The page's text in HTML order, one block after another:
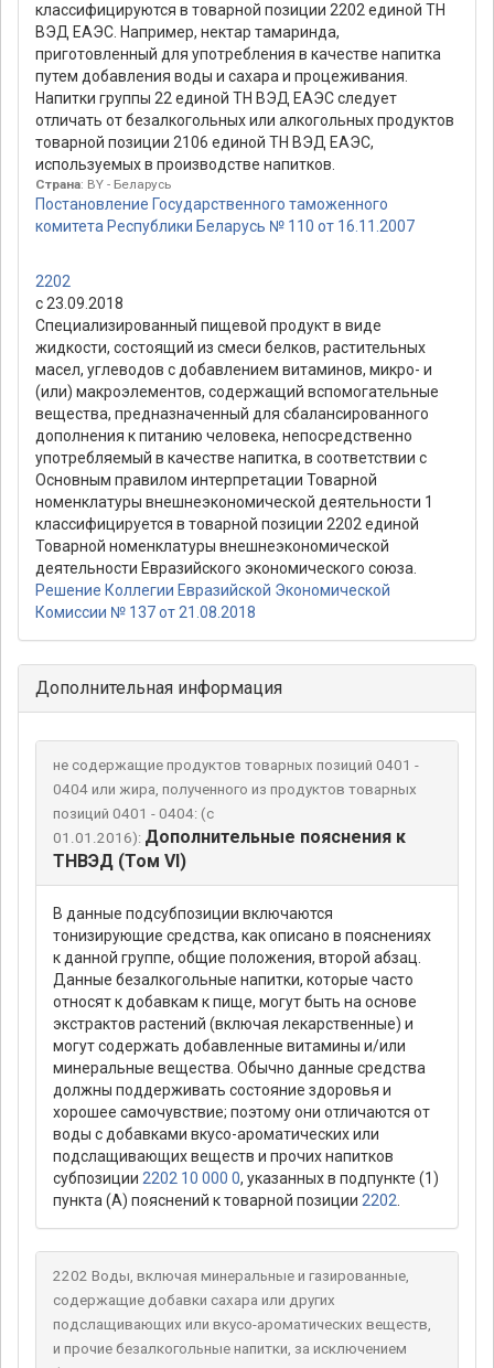
классифицируются в товарной позиции 2202 единой ТН
ВЭД ЕАЭС. Например, нектар тамаринда,
приготовленный для употребления в качестве напитка
путем добавления воды и сахара и процеживания.
Напитки группы 22 единой ТН ВЭД ЕАЭС следует
отличать от безалкогольных или алкогольных продуктов
товарной позиции 2106 единой ТН ВЭД ЕАЭС,
используемых в производстве напитков.
Страна: BY - Беларусь
Постановление Государственного таможенного
комитета Республики Беларусь № 110 от 16.11.2007
2202
с 23.09.2018
Специализированный пищевой продукт в виде
жидкости, состоящий из смеси белков, растительных
масел, углеводов с добавлением витаминов, микро- и
(или) макроэлементов, содержащий вспомогательные
вещества, предназначенный для сбалансированного
дополнения к питанию человека, непосредственно
употребляемый в качестве напитка, в соответствии с
Основным правилом интерпретации Товарной
номенклатуры внешнеэкономической деятельности 1
классифицируется в товарной позиции 2202 единой
Товарной номенклатуры внешнеэкономической
деятельности Евразийского экономического союза.
Решение Коллегии Евразийской Экономической
Комиссии № 137 от 21.08.2018
Дополнительная информация
не содержащие продуктов товарных позиций 0401 -
0404 или жира, полученного из продуктов товарных
позиций 0401 - 0404: (с
01.01.2016): Дополнительные пояснения к
ТНВЭД (Том VI)
В данные подсубпозиции включаются
тонизирующие средства, как описано в пояснениях
к данной группе, общие положения, второй абзац.
Данные безалкогольные напитки, которые часто
относят к добавкам к пище, могут быть на основе
экстрактов растений (включая лекарственные) и
могут содержать добавленные витамины и/или
минеральные вещества. Обычно данные средства
должны поддерживать состояние здоровья и
хорошее самочувствие; поэтому они отличаются от
воды с добавками вкусо-ароматических или
подслащивающих веществ и прочих напитков
субпозиции 2202 10 000 0, указанных в подпункте (1)
пункта (А) пояснений к товарной позиции 2202
2202 Воды, включая минеральные и газированные,
содержащие добавки сахара или других
подслащивающих или вкусо-ароматических веществ,
и прочие безалкогольные напитки, за исключением